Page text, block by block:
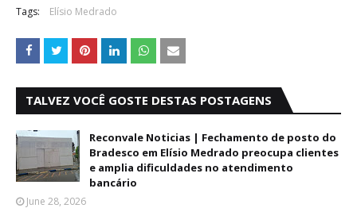
Tags: Elísio Medrado
TALVEZ VOCÊ GOSTE DESTAS POSTAGENS
Reconvale Noticias | Fechamento de posto do
Bradesco em Elísio Medrado preocupa clientes
e amplia dificuldades no atendimento
bancário
June 28, 2026